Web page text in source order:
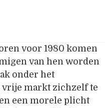
voor 1980 komen
van hen worden
onder het
vrije markt zichzelf te
een morele plicht